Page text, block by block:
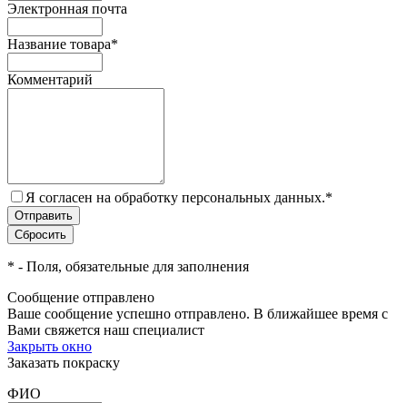
Электронная почта
Название товара*
Комментарий
Я согласен на обработку персональных данных.*
* - Поля, обязательные для заполнения
Сообщение отправлено
Ваше сообщение успешно отправлено. В ближайшее время с
Вами свяжется наш специалист
Закрыть окно
Заказать покраску
ФИО